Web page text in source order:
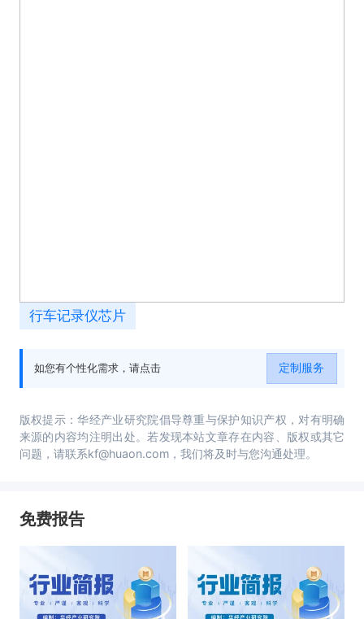
行车记录仪芯片
如您有个性化需求，请点击 定制服务
版权提示：华经产业研究院倡导尊重与保护知识产权，对有明确
来源的内容均注明出处。若发现本站文章存在内容、版权或其它
问题，请联系kf@huaon.com，我们将及时与您沟通处理。
免费报告